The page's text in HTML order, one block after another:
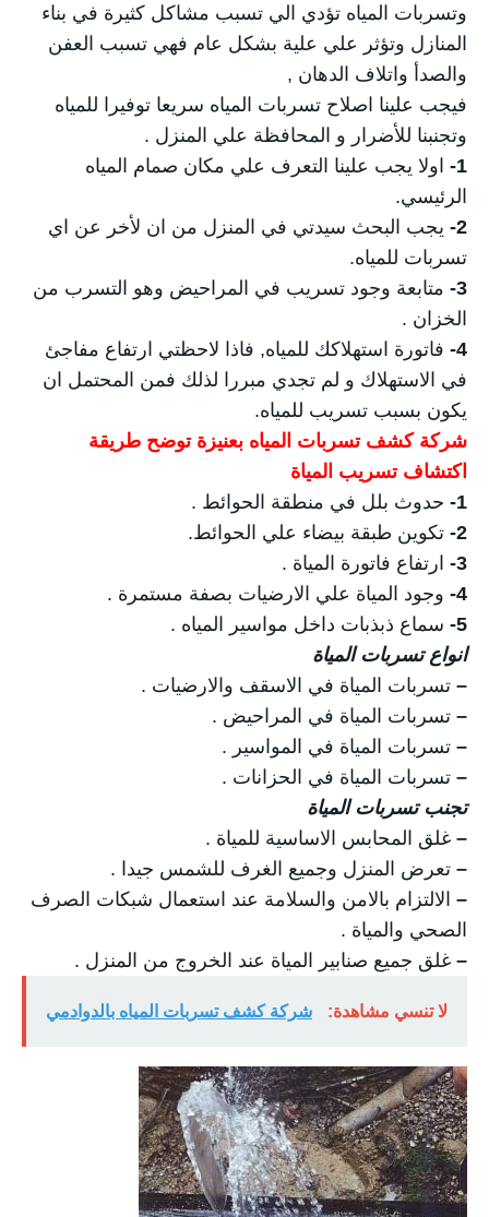
وتسربات المياه تؤدي الي تسبب مشاكل كثيرة في بناء
المنازل وتؤثر علي علية بشكل عام فهي تسبب العفن
والصدأ واتلاف الدهان ,
فيجب علينا اصلاح تسربات المياه سريعا توفيرا للمياه
وتجنبنا للأضرار و المحافظة علي المنزل .
1-
اولا يجب علينا التعرف علي مكان صمام المياه
الرئيسي.
2- يجب البحث سيدتي في المنزل من ان لأخر عن اي
تسربات للمياه.
3- متابعة وجود تسريب في المراحيض وهو التسرب من
الخزان .
4- فاتورة استهلاكك للمياه, فاذا لاحظتي ارتفاع مفاجئ
في الاستهلاك و لم تجدي مبررا لذلك فمن المحتمل ان
يكون بسبب تسريب للمياه.
شركة كشف تسربات المياه بعنيزة توضح طريقة
اكتشاف تسريب المياة
1-
حدوث بلل في منطقة الحوائط .
2- تكوين طبقة بيضاء علي الحوائط.
3-
ارتفاع فاتورة المياة .
4- وجود المياة علي الارضيات بصفة مستمرة .
5- سماع ذبذبات داخل مواسير المياه .
انواع تسربات المياة
– تسربات المياة في الاسقف والارضيات .
– تسربات المياة في المراحيض .
– تسربات المياة في المواسير .
– تسربات المياة في الحزانات .
تجنب تسربات المياة
– غلق المحابس الاساسية للمياة .
– تعرض المنزل وجميع الغرف للشمس جيدا .
– الالتزام بالامن والسلامة عند استعمال شبكات الصرف
الصحي والمياة .
– غلق جميع صنابير المياة عند الخروج من المنزل .
لا تنسي مشاهدة: شركة كشف تسربات المياه بالدوادمي